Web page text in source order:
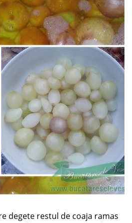
degete restul de coaja ramas